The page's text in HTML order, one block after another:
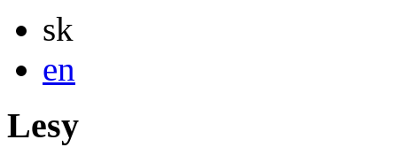
sk
en
Lesy